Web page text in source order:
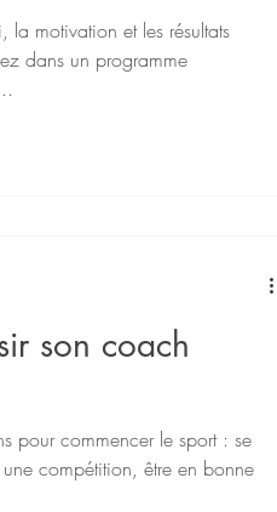
la motivation et les résultats
dans un programme
son coach
pour commencer le sport : se
compétition, être en bonne